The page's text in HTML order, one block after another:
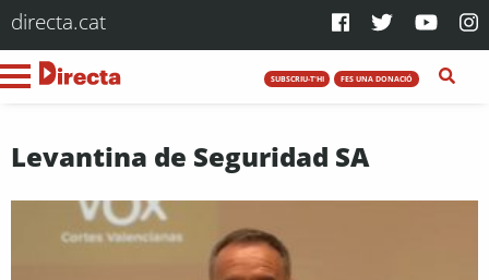
directa.cat
SUBSCRIU-T'HI FES UNA DONACIÓ
Levantina de Seguridad SA